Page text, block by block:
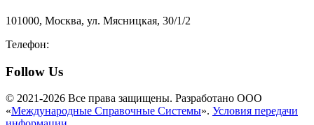
101000, Москва, ул. Мясницкая, 30/1/2
Телефон:
Follow Us
© 2021-2026 Все права защищены. Разработано ООО
«Международные Справочные Системы». Условия передачи